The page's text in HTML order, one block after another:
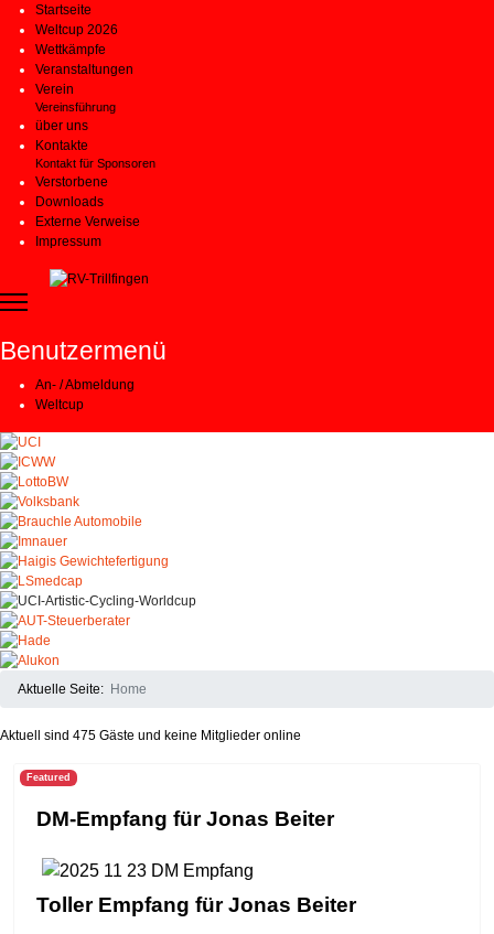
Startseite
Weltcup 2026
Wettkämpfe
Veranstaltungen
Verein
Vereinsführung
über uns
Kontakte
Kontakt für Sponsoren
Verstorbene
Downloads
Externe Verweise
Impressum
Benutzermenü
An- / Abmeldung
Weltcup
Aktuelle Seite: Home
Aktuell sind 475 Gäste und keine Mitglieder online
Featured
DM-Empfang für Jonas Beiter
Toller Empfang für Jonas Beiter